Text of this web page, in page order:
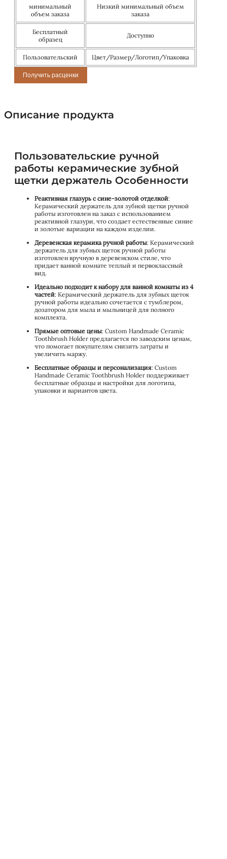
минимальный
объем заказа
Низкий минимальный объем
заказа
Бесплатный
образец
Доступно
Пользовательский Цвет/Размер/Логотип/Упаковка
Получить расценки
Описание продукта
Пользовательские ручной
работы керамические зубной
щетки держатель Особенности
Реактивная глазурь с сине-золотой отделкой:
Керамический держатель для зубной щетки ручной
работы изготовлен на заказ с использованием
реактивной глазури, что создает естественные синие
и золотые вариации на каждом изделии.
Деревенская керамика ручной работы: Керамический
держатель для зубных щеток ручной работы
изготовлен вручную в деревенском стиле, что
придает ванной комнате теплый и первоклассный
вид.
Идеально подходит к набору для ванной комнаты из 4
частей: Керамический держатель для зубных щеток
ручной работы идеально сочетается с тумблером,
дозатором для мыла и мыльницей для полного
комплекта.
Прямые оптовые цены: Custom Handmade Ceramic
Toothbrush Holder предлагается по заводским ценам,
что помогает покупателям снизить затраты и
увеличить маржу.
Бесплатные образцы и персонализация: Custom
Handmade Ceramic Toothbrush Holder поддерживает
бесплатные образцы и настройки для логотипа,
упаковки и вариантов цвета.